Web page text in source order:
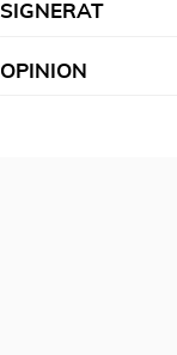
SIGNERAT
OPINION